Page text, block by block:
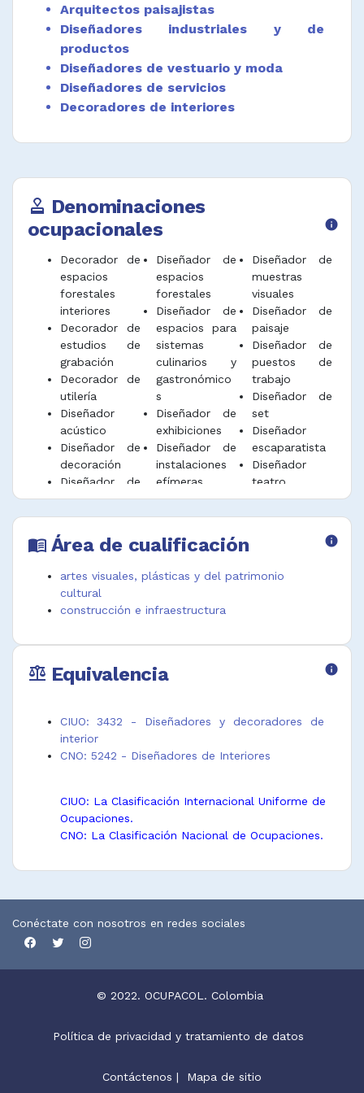
Seleccionar, optimizar, especificar y
recomendar sobre el uso y aprovechamiento
de materiales funcionales, estéticos,
acabados y recursos para la producción de
Estimar costos, materiales y tiempos de
Validar la conformación del espacio diseñado
a nivel técnico y de usuario.
Reconocer contextos de competitividad
locales e internacionales.
Gestionar proyectos de diseño de espacios.
Asesorar y gestionar en los diferentes
ámbitos del diseño de espacios.
Generar interacciones sensibles, relacionales y
racionales entre los actores y los espacios.
Desempeñar funciones afines.
Arquitectos paisajistas
Diseñadores industriales y de
productos
Diseñadores de vestuario y moda
Diseñadores de servicios
Decoradores de interiores
approval Denominaciones
ocupacionales
info
Decorador de
espacios
forestales
interiores
Decorador de
estudios de
grabación
Decorador de
utilería
Diseñador
acústico
Diseñador de
decoración
Diseñador de
escenarios
Diseñador de
escenografía
Diseñador de
espacios
forestales
Diseñador de
espacios para
sistemas
culinarios y
gastronómico
s
Diseñador de
exhibiciones
Diseñador de
instalaciones
efímeras
funcionales
Diseñador de
Diseñador de
muestras
visuales
Diseñador de
paisaje
Diseñador de
puestos de
trabajo
Diseñador de
set
Diseñador
escaparatista
Diseñador
teatro
menu_book Área de cualificación info
artes visuales, plásticas y del patrimonio
cultural
construcción e infraestructura
balance Equivalencia info
CIUO: 3432 - Diseñadores y decoradores de
interior
CNO: 5242 - Diseñadores de Interiores
CIUO: La Clasificación Internacional Uniforme de
Ocupaciones.
CNO: La Clasificación Nacional de Ocupaciones.
Conéctate con nosotros en redes sociales
© 2022. OCUPACOL. Colombia
Política de privacidad y tratamiento de datos
Contáctenos | Mapa de sitio